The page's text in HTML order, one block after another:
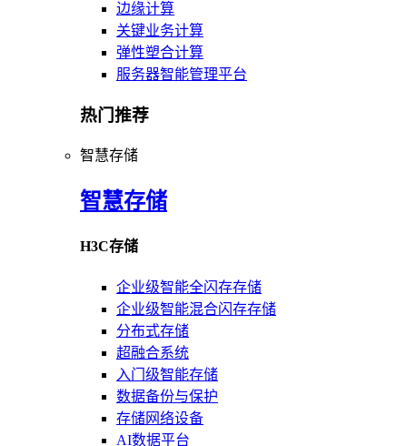
边缘计算
关键业务计算
弹性塑合计算
服务器智能管理平台
热门推荐
智慧存储
智慧存储
H3C存储
企业级智能全闪存存储
企业级智能混合闪存存储
分布式存储
超融合系统
入门级智能存储
数据备份与保护
存储网络设备
AI数据平台